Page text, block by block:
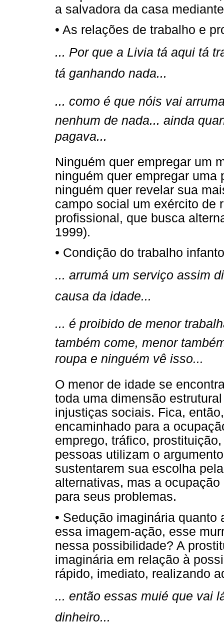
a salvadora da casa
• As relações de trabalho e
... Por que a Livia tá aqui tá
tá ganhando nada...
... como é que nóis vai
nenhum de nada... ainda
pagava...
Ninguém quer empregar um
ninguém quer empregar
ninguém quer revelar sua
campo social um exército de
profissional, que busca
1999).
• Condição do trabalho
... arrumá um serviço assim
causa da idade...
... é proibido de menor
também come, menor
roupa e ninguém vê isso...
O menor de idade se
toda uma dimensão
injustiças sociais. Fica,
encaminhado para a
emprego, tráfico,
pessoas utilizam o
sustentarem sua escolha
alternativas, mas a
para seus problemas.
• Sedução imaginária
essa imagem-ação, esse
nessa possibilidade? A
imaginária em relação à
rápido, imediato, realizando
... então essas muié que vai
dinheiro...